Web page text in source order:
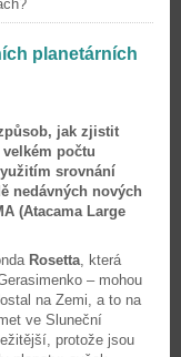
planetárních
jak zjistit
počtu
srovnání
nedávných nových
(Atacama Large
Rosetta, která
– mohou
na Zemi, a to na
ve Sluneční
protože jsou